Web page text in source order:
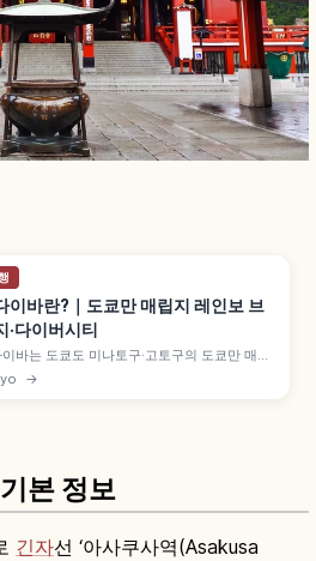
이바란?｜도쿄만 매립지 레인보 브
·다이버시티
이바는 도쿄도 미나토구·고토구의 도쿄만 매립
자리한 워터프런트 관광지로, 도쿄 타워와 도
절경을 즐길 수 있습니다. 약 1.7km 레인보 프
→
본 정보
긴자선 ‘아사쿠사역(Asakusa